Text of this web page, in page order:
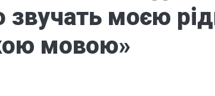
звучать моєю
мовою»